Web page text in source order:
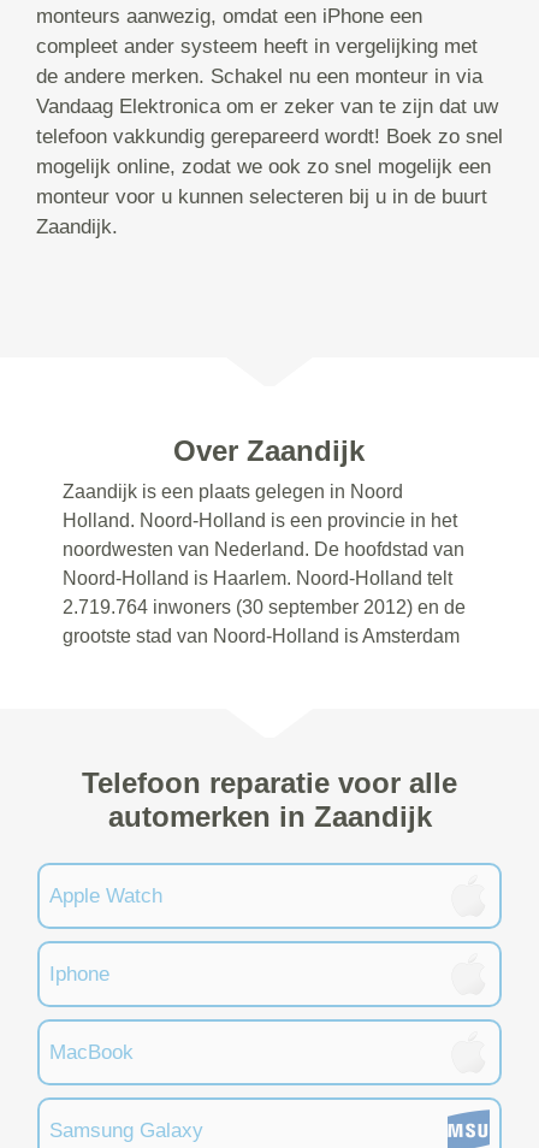
monteurs aanwezig, omdat een iPhone een
compleet ander systeem heeft in vergelijking met
de andere merken. Schakel nu een monteur in via
Vandaag Elektronica om er zeker van te zijn dat uw
telefoon vakkundig gerepareerd wordt! Boek zo snel
mogelijk online, zodat we ook zo snel mogelijk een
monteur voor u kunnen selecteren bij u in de buurt
Zaandijk.
Over Zaandijk
Zaandijk is een plaats gelegen in Noord
Holland. Noord-Holland is een provincie in het
noordwesten van Nederland. De hoofdstad van
Noord-Holland is Haarlem. Noord-Holland telt
2.719.764 inwoners (30 september 2012) en de
grootste stad van Noord-Holland is Amsterdam
Telefoon reparatie voor alle
automerken in Zaandijk
Apple Watch
Iphone
MacBook
Samsung Galaxy